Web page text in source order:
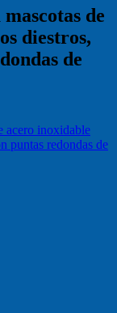
de
diestros,
de
acero inoxidable
puntas redondas de